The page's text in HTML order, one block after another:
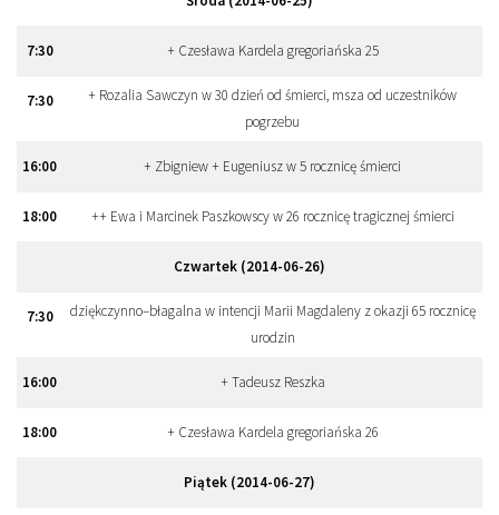
7:30 + Czesława Kardela gregoriańska 25
7:30
+ Rozalia Sawczyn w 30 dzień od śmierci, msza od uczestników
pogrzebu
16:00 + Zbigniew + Eugeniusz w 5 rocznicę śmierci
18:00 ++ Ewa i Marcinek Paszkowscy w 26 rocznicę tragicznej śmierci
Czwartek (2014-06-26)
7:30
dziękczynno–błagalna w intencji Marii Magdaleny z okazji 65 rocznicę
urodzin
16:00 + Tadeusz Reszka
18:00 + Czesława Kardela gregoriańska 26
Piątek (2014-06-27)